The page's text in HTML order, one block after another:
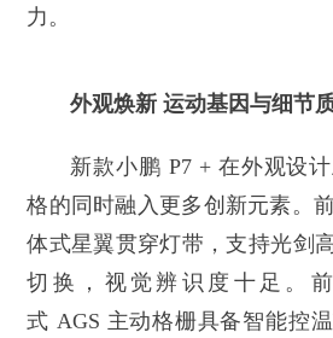
力。
外观焕新 运动基因与细节
新款小鹏 P7 + 在外观设
格的同时融入更多创新元素。
体式星翼贯穿灯带，支持光剑
切换，视觉辨识度十足。
式 AGS 主动格栅具备智能控